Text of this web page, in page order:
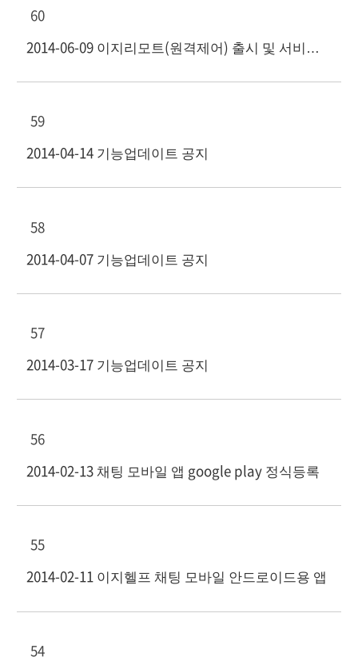
60
2014-06-09 이지리모트(원격제어) 출시 및 서비스 게시.
59
2014-04-14 기능업데이트 공지
58
2014-04-07 기능업데이트 공지
57
2014-03-17 기능업데이트 공지
56
2014-02-13 채팅 모바일 앱 google play 정식등록
55
2014-02-11 이지헬프 채팅 모바일 안드로이드용 앱
54